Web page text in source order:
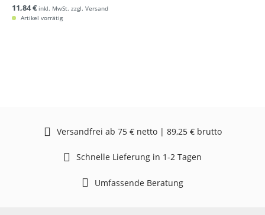
11,84 € inkl. MwSt. zzgl. Versand
Artikel vorrätig
Versandfrei ab 75 € netto | 89,25 € brutto
Schnelle Lieferung in 1-2 Tagen
Umfassende Beratung